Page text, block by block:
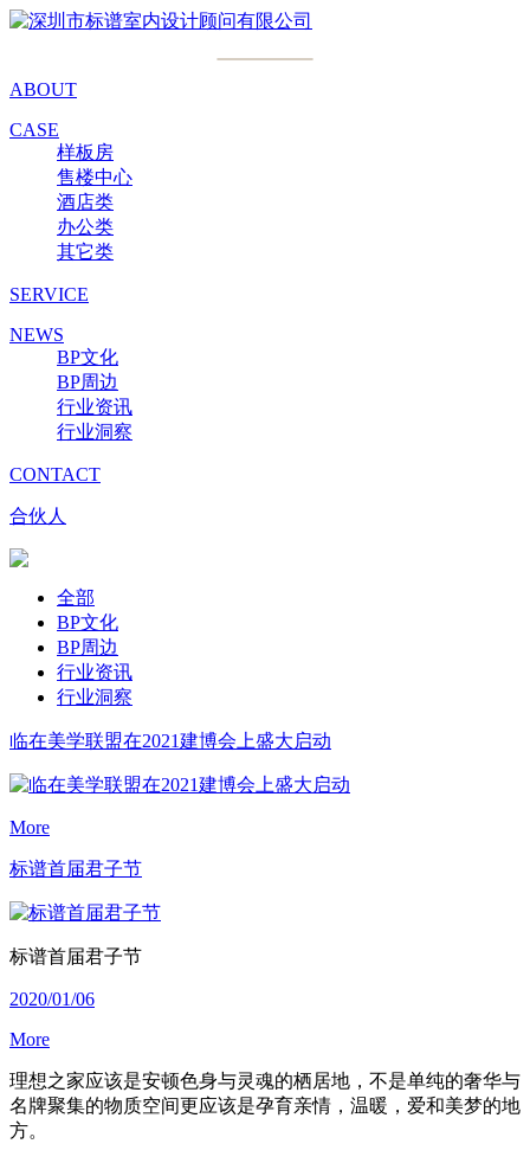
ABOUT
CASE
样板房
售楼中心
酒店类
办公类
其它类
SERVICE
NEWS
BP文化
BP周边
行业资讯
行业洞察
CONTACT
合伙人
全部
BP文化
BP周边
行业资讯
行业洞察
临在美学联盟在2021建博会上盛大启动
More
标谱首届君子节
标谱首届君子节
2020/01/06
More
理想之家应该是安顿色身与灵魂的栖居地，不是单纯的奢华与
名牌聚集的物质空间更应该是孕育亲情，温暖，爱和美梦的地
方。